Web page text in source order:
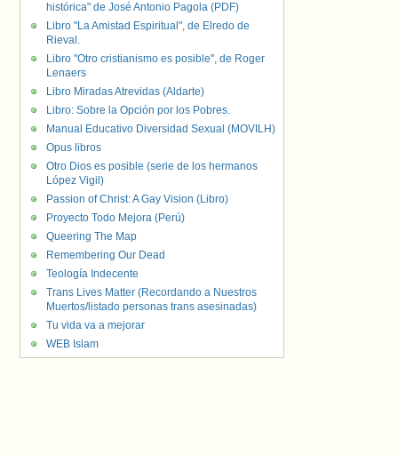
histórica" de José Antonio Pagola (PDF)
Libro "La Amistad Espiritual", de Elredo de
Rieval.
Libro "Otro cristianismo es posible", de Roger
Lenaers
Libro Miradas Atrevidas (Aldarte)
Libro: Sobre la Opción por los Pobres.
Manual Educativo Diversidad Sexual (MOVILH)
Opus libros
Otro Dios es posible (serie de los hermanos
López Vigil)
Passion of Christ: A Gay Vision (Libro)
Proyecto Todo Mejora (Perú)
Queering The Map
Remembering Our Dead
Teología Indecente
Trans Lives Matter (Recordando a Nuestros
Muertos/listado personas trans asesinadas)
Tu vida va a mejorar
WEB Islam